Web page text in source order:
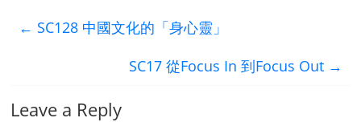
← SC128 中國文化的「身心靈」
SC17 從Focus In 到Focus Out →
Leave a Reply